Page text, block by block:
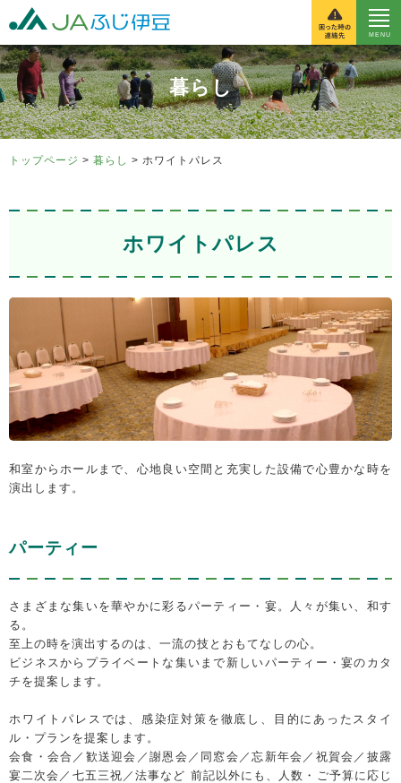
富士伊豆農業協同
暮らし
トップページ > 暮らし > ホワイトパレス
ホワイトパレス
和室からホールまで、心地良い空間と充実した設備で心豊かな時を
演出します。
パーティー
さまざまな集いを華やかに彩るパーティー・宴。人々が集い、和す
る。
至上の時を演出するのは、一流の技とおもてなしの心。
ビジネスからプライベートな集いまで新しいパーティー・宴のカタ
チを提案します。
ホワイトパレスでは、感染症対策を徹底し、目的にあったスタイ
ル・プランを提案します。
会食・会合／歓送迎会／謝恩会／同窓会／忘新年会／祝賀会／披露
宴二次会／七五三祝／法事など 前記以外にも、人数・ご予算に応じ